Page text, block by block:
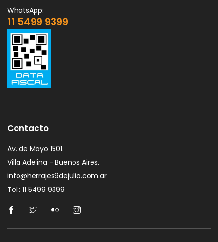
WhatsApp:
11 5499 9399
Contacto
Av. de Mayo 1501.
Villa Adelina - Buenos Aires.
info@herrajes9dejulio.com.ar
Tel.: 11 5499 9399